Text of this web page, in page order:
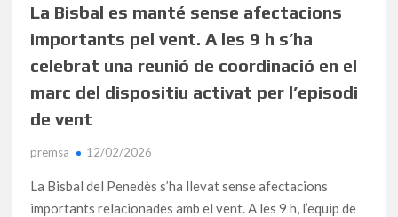
La Bisbal es manté sense afectacions
importants pel vent. A les 9 h s’ha
celebrat una reunió de coordinació en el
marc del dispositiu activat per l’episodi
de vent
premsa 12/02/2026
La Bisbal del Penedès s’ha llevat sense afectacions
importants relacionades amb el vent. A les 9 h, l’equip de